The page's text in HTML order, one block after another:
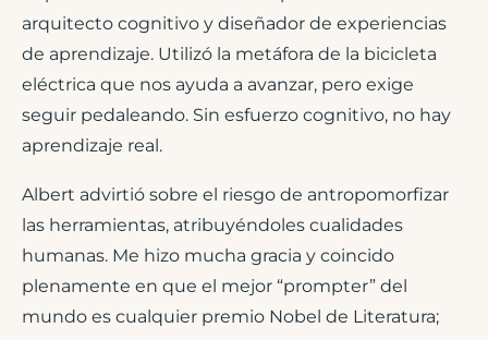
arquitecto cognitivo y diseñador de experiencias
de aprendizaje. Utilizó la metáfora de la bicicleta
eléctrica que nos ayuda a avanzar, pero exige
seguir pedaleando. Sin esfuerzo cognitivo, no hay
aprendizaje real.
Albert advirtió sobre el riesgo de antropomorfizar
las herramientas, atribuyéndoles cualidades
humanas. Me hizo mucha gracia y coincido
plenamente en que el mejor “prompter” del
mundo es cualquier premio Nobel de Literatura;